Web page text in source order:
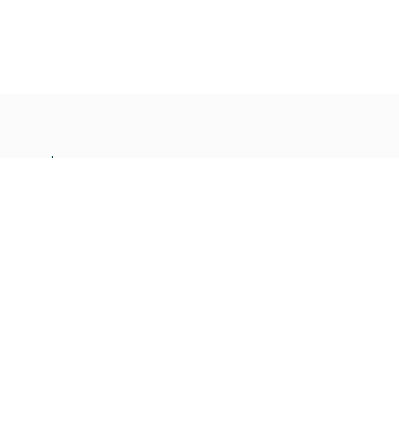
conosco